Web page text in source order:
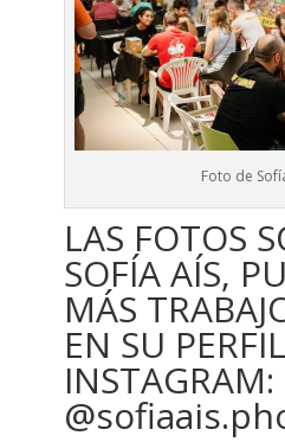
Foto de
LAS FOTOS
SOFÍA AÍS,
MÁS
EN SU
INSTAGRAM: